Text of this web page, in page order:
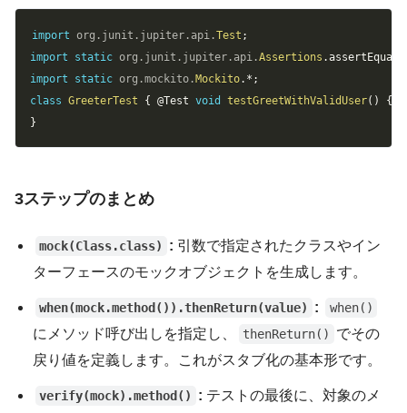
import org . junit . jupiter . api .Test ;
import
static org . junit . jupiter . api .Assertions .assertEquals
import
static org .mockito .Mockito. * ;
class GreeterTest { @Test void testGreetWithValidUser( )
{
}
3ステップのまとめ
mock(Class.class) : 引数で指定されたクラスやイン
ターフェースのモックオブジェクトを生成します。
when(mock.method()).thenReturn(value) : when()
にメソッド呼び出しを指定し、 thenReturn()
でその
戻り値を定義します。これがスタブ化の基本形です。
verify(mock).method() : テストの最後に、対象のメ